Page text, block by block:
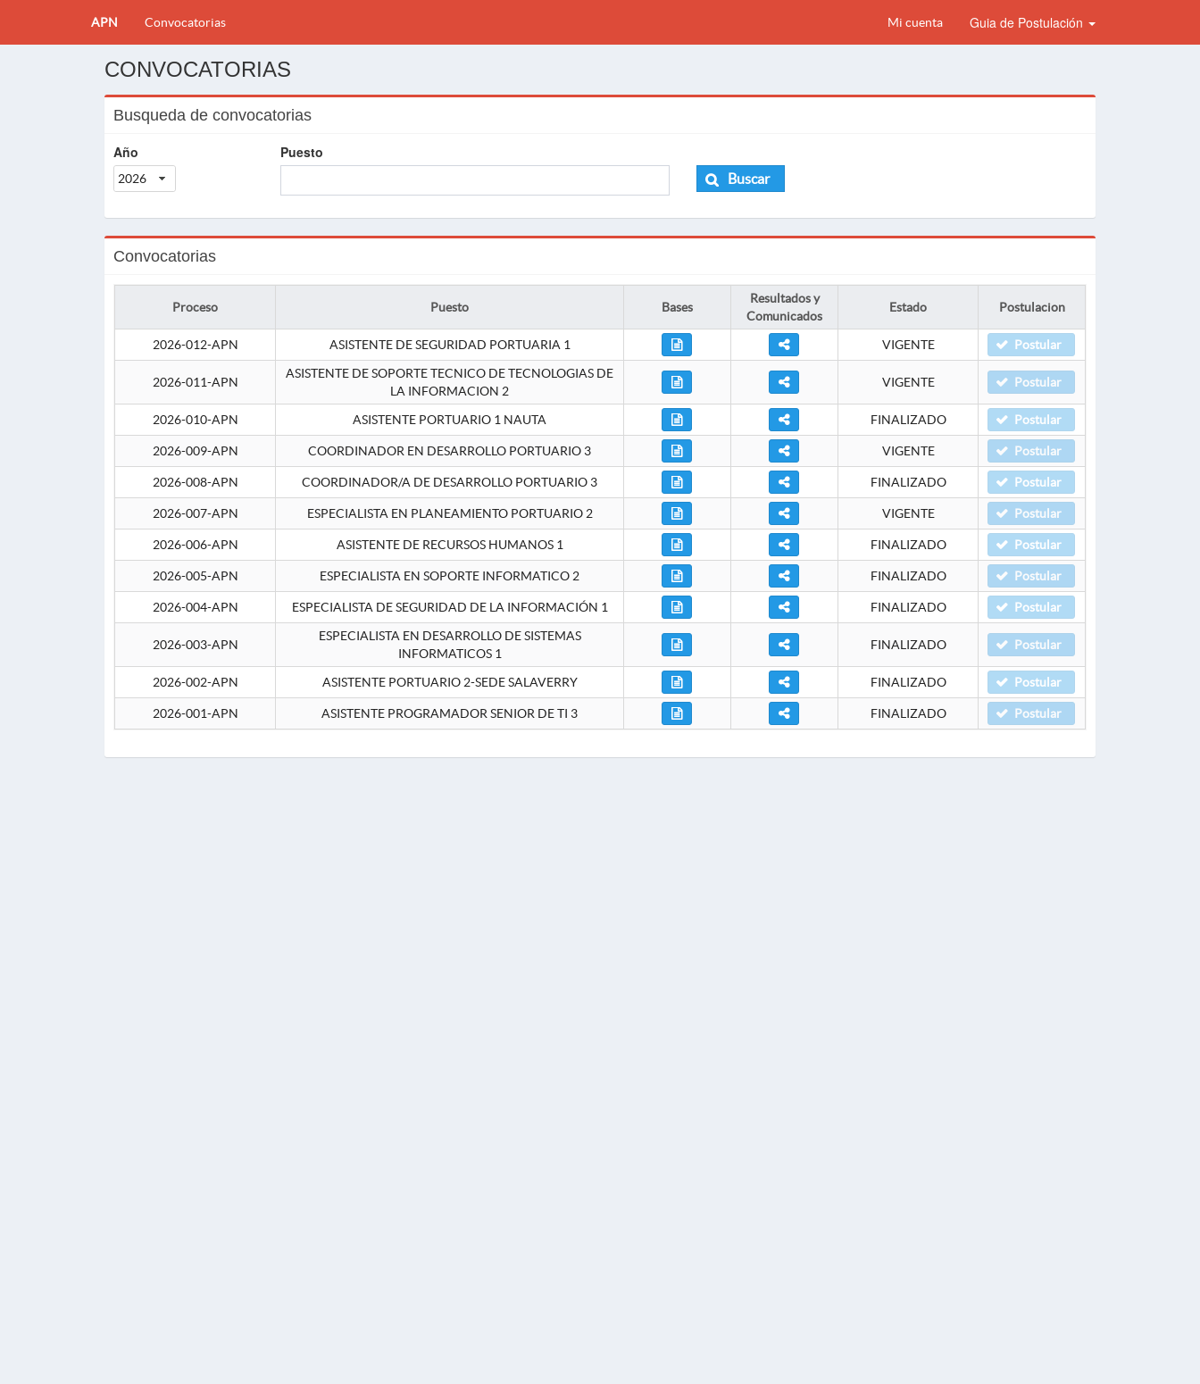
APN Convocatorias Mi cuenta Guia de Postulación
CONVOCATORIAS
Busqueda de convocatorias
Año
2026
Puesto
Buscar
Convocatorias
Proceso Puesto Bases
Resultados y
Comunicados
Estado Postulacion
2026-012-APN ASISTENTE DE SEGURIDAD PORTUARIA 1 VIGENTE Postular
2026-011-APN
ASISTENTE DE SOPORTE TECNICO DE TECNOLOGIAS DE
LA INFORMACION 2
VIGENTE Postular
2026-010-APN ASISTENTE PORTUARIO 1 NAUTA FINALIZADO Postular
2026-009-APN COORDINADOR EN DESARROLLO PORTUARIO 3 VIGENTE Postular
2026-008-APN COORDINADOR/A DE DESARROLLO PORTUARIO 3 FINALIZADO Postular
2026-007-APN ESPECIALISTA EN PLANEAMIENTO PORTUARIO 2 VIGENTE Postular
2026-006-APN ASISTENTE DE RECURSOS HUMANOS 1 FINALIZADO Postular
2026-005-APN ESPECIALISTA EN SOPORTE INFORMATICO 2 FINALIZADO Postular
2026-004-APN ESPECIALISTA DE SEGURIDAD DE LA INFORMACIÓN 1 FINALIZADO Postular
2026-003-APN
ESPECIALISTA EN DESARROLLO DE SISTEMAS
INFORMATICOS 1
FINALIZADO Postular
2026-002-APN ASISTENTE PORTUARIO 2-SEDE SALAVERRY FINALIZADO Postular
2026-001-APN ASISTENTE PROGRAMADOR SENIOR DE TI 3 FINALIZADO Postular